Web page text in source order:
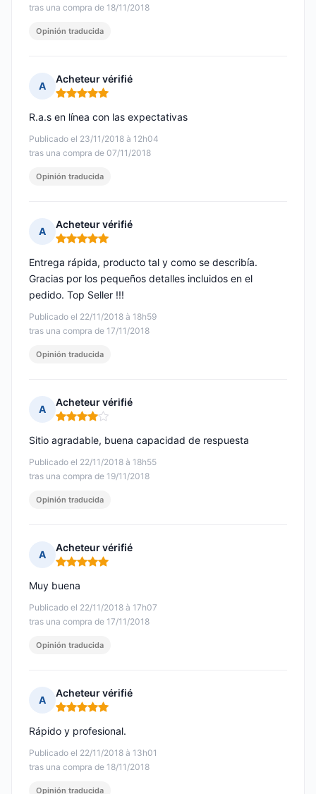
tras una compra de 18/11/2018
Opinión traducida
A
Acheteur vérifié
Nota: 5 de 5
Publicado el 23/11/2018 à 12h04
tras una compra de 07/11/2018
R.a.s en línea con las expectativas
Opinión traducida
A
Acheteur vérifié
Nota: 5 de 5
Publicado el 22/11/2018 à 18h59
tras una compra de 17/11/2018
Entrega rápida, producto tal y como se describía.
Gracias por los pequeños detalles incluidos en el
pedido. Top Seller !!!
Opinión traducida
A
Acheteur vérifié
Nota: 4 de 5
Publicado el 22/11/2018 à 18h55
tras una compra de 19/11/2018
Sitio agradable, buena capacidad de respuesta
Opinión traducida
A
Acheteur vérifié
Nota: 5 de 5
Publicado el 22/11/2018 à 17h07
tras una compra de 17/11/2018
Muy buena
Opinión traducida
A
Acheteur vérifié
Nota: 5 de 5
Publicado el 22/11/2018 à 13h01
tras una compra de 18/11/2018
Rápido y profesional.
Opinión traducida